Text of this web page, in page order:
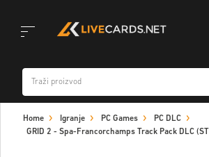
navigation
Home Igranje PC Games
PC DLC
GRID 2 - Spa-Francorchamps Track Pack DLC